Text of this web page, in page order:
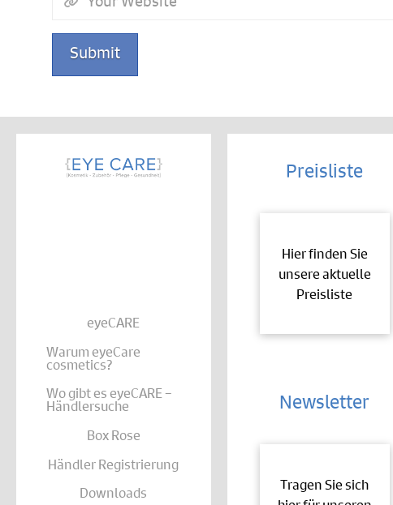
eyeCARE
Warum eyeCare
cosmetics?
Wo gibt es eyeCARE –
Händlersuche
Box Rose
Händler Registrierung
Downloads
Preisliste
Hier finden Sie
unsere aktuelle
Preisliste
Newsletter
Tragen Sie sich